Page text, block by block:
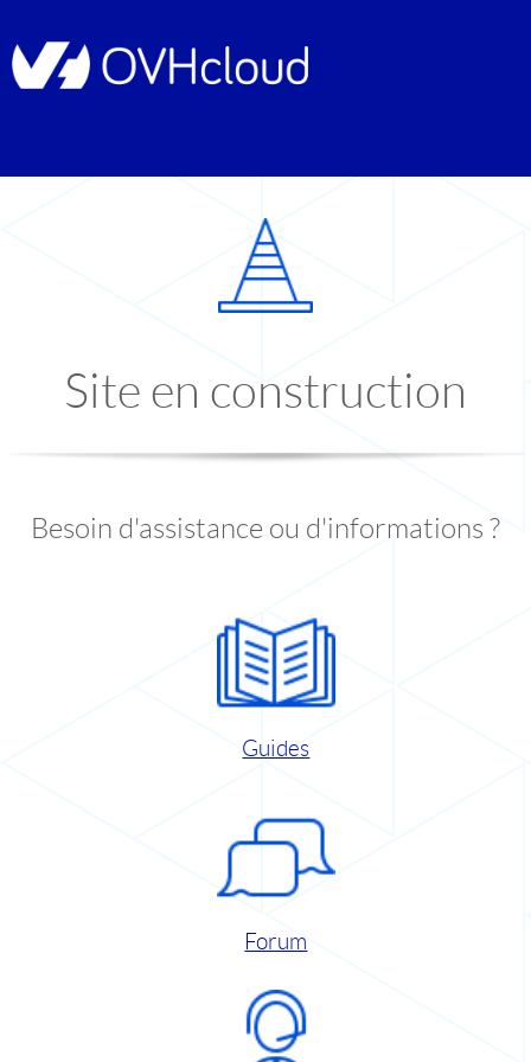
Site en construction
Besoin d'assistance ou d'informations ?
Guides
Forum